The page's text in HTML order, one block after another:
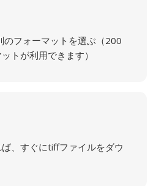
フォーマットを選ぶ（200
トが利用できます）
、すぐにtiffファイルをダウ